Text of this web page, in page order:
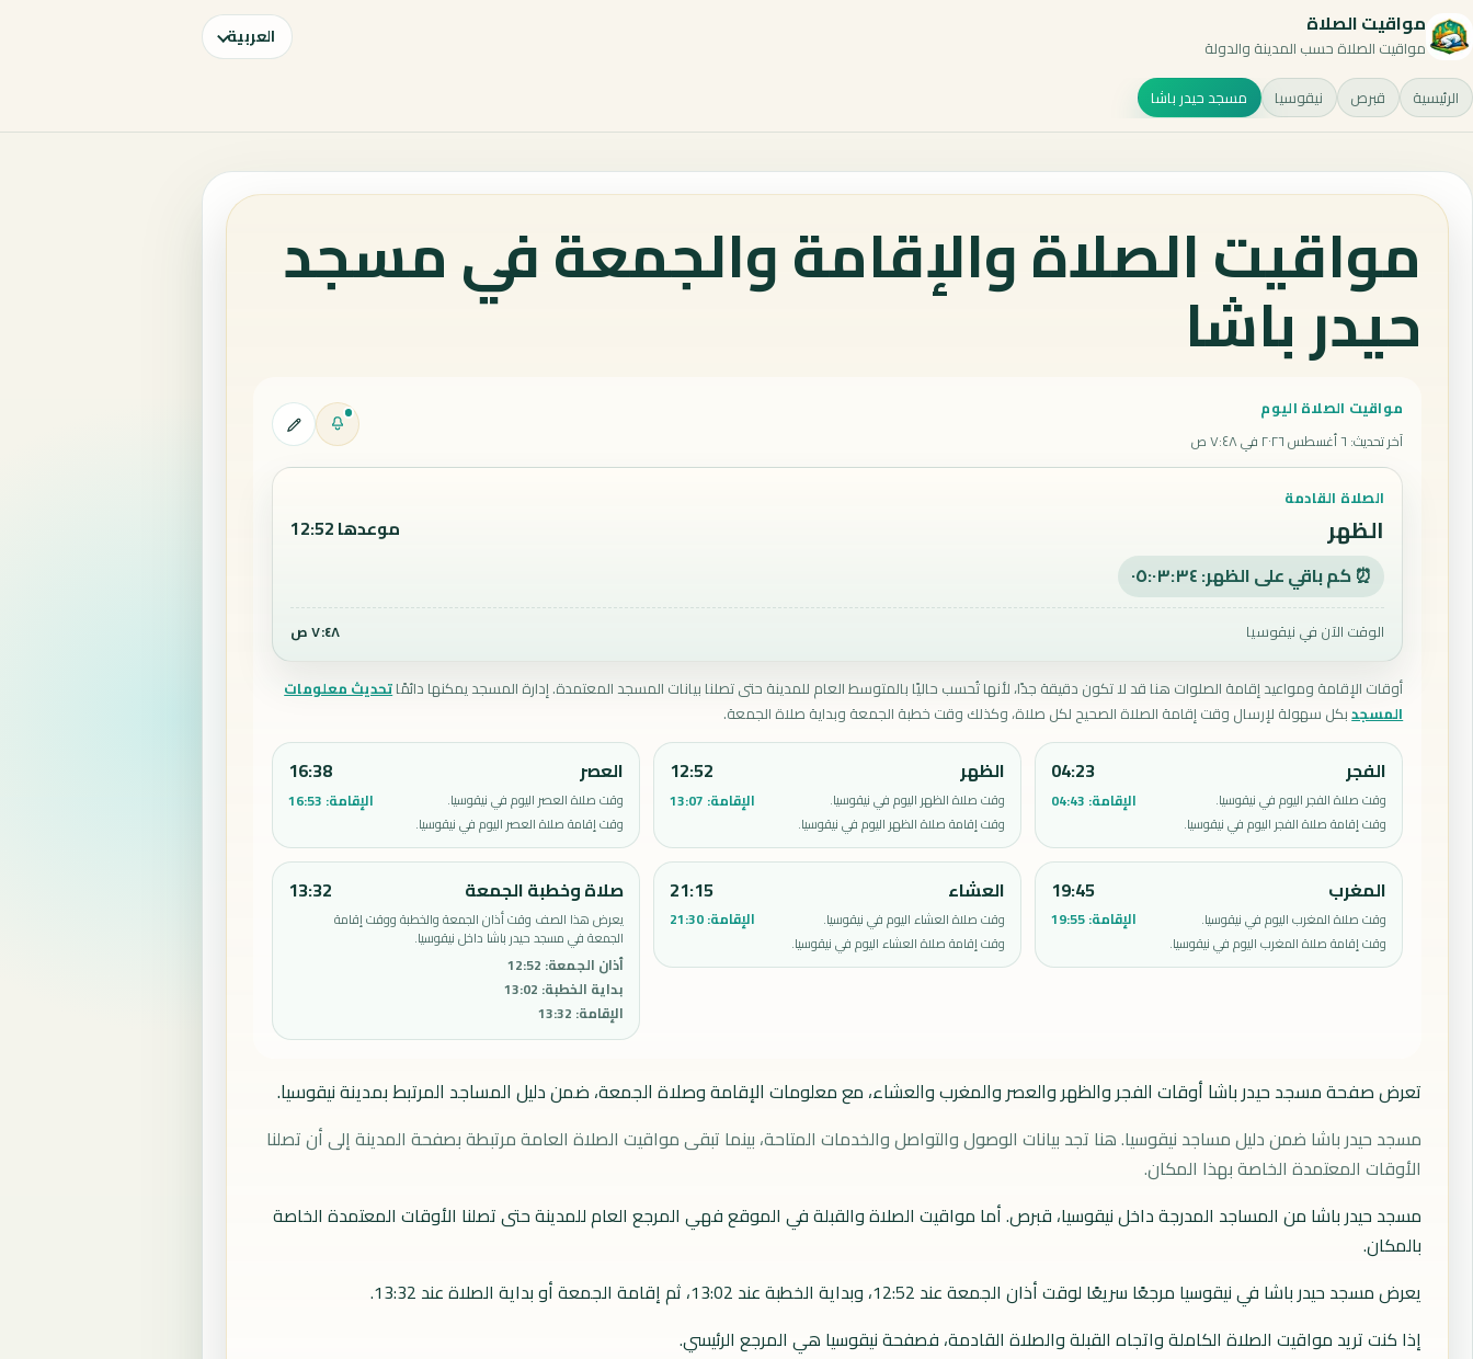
مواقيت الصلاة
مواقيت الصلاة حسب المدينة والدولة العربية
الرئيسية قبرص نيقوسيا مسجد حيدر باشا
مواقيت الصلاة والإقامة والجمعة في مسجد
حيدر باشا
مواقيت الصلاة اليوم
آخر تحديث: ٦ أغسطس ٢٠٢٦ في ٧:٤٨ ص
الصلاة القادمة
الظهر موعدها 12:52
⏰ كم باقي على الظهر: ٠٥:٠٣:٣٣
الوقت الآن في نيقوسيا ٧:٤٨ ص
أوقات الإقامة ومواعيد إقامة الصلوات هنا قد لا تكون دقيقة جدًا، لأنها تُحسب حاليًا بالمتوسط العام للمدينة حتى تصلنا بيانات المسجد المعتمدة. إدارة المسجد يمكنها دائمًاتحديث معلومات
المسجدبكل سهولة لإرسال وقت إقامة الصلاة الصحيح لكل صلاة، وكذلك وقت خطبة الجمعة وبداية صلاة الجمعة.
الفجر
وقت صلاة الفجر اليوم في نيقوسيا.
وقت إقامة صلاة الفجر اليوم في نيقوسيا.
04:23
الإقامة: 04:43
الظهر
وقت صلاة الظهر اليوم في نيقوسيا.
وقت إقامة صلاة الظهر اليوم في نيقوسيا.
12:52
الإقامة: 13:07
العصر
وقت صلاة العصر اليوم في نيقوسيا.
وقت إقامة صلاة العصر اليوم في نيقوسيا.
16:38
الإقامة: 16:53
المغرب
وقت صلاة المغرب اليوم في نيقوسيا.
وقت إقامة صلاة المغرب اليوم في نيقوسيا.
19:45
الإقامة:19:55
العشاء
وقت صلاة العشاء اليوم في نيقوسيا.
وقت إقامة صلاة العشاء اليوم في نيقوسيا.
21:15
الإقامة:21:30
صلاة وخطبة الجمعة
يعرض هذا الصف وقت أذان الجمعة والخطبة ووقت إقامة
الجمعة في مسجد حيدر باشا داخل نيقوسيا.
أذان الجمعة:
12:52
بداية الخطبة:
13:02
الإقامة:
13:32
13:32
تعرض صفحة مسجد حيدر باشا أوقات الفجر والظهر والعصر والمغرب والعشاء، مع معلومات الإقامة وصلاة الجمعة، ضمن دليل المساجد المرتبط بمدينة نيقوسيا.
مسجد حيدر باشا ضمن دليل مساجد نيقوسيا. هنا تجد بيانات الوصول والتواصل والخدمات المتاحة، بينما تبقى مواقيت الصلاة العامة مرتبطة بصفحة المدينة إلى أن تصلنا
الأوقات المعتمدة الخاصة بهذا المكان.
مسجد حيدر باشا من المساجد المدرجة داخل نيقوسيا، قبرص. أما مواقيت الصلاة والقبلة في الموقع فهي المرجع العام للمدينة حتى تصلنا الأوقات المعتمدة الخاصة
بالمكان.
يعرض مسجد حيدر باشا في نيقوسيا مرجعًا سريعًا لوقت أذان الجمعة عند 12:52، وبداية الخطبة عند 13:02، ثم إقامة الجمعة أو بداية الصلاة عند 13:32.
إذا كنت تريد مواقيت الصلاة الكاملة واتجاه القبلة والصلاة القادمة، فصفحةنيقوسيا هي المرجع الرئيسي.